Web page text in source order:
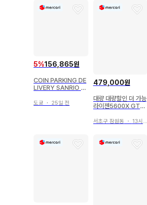
5%156,865원
COIN PARKING DE
LIVERY SANRIO 티
도쿄 ・ 25일 전
479,000원
대량 대량할인 더 가능
라이젠5600X GTX1
0EVO Plus SSD50
서초구 잠원동 ・ 13시간 전